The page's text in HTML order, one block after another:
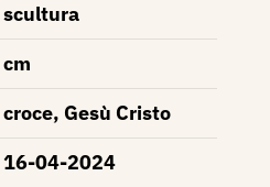
scultura
cm
croce, Gesù Cristo
16-04-2024